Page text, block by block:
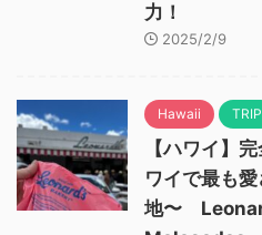
力！
2025/2/9
Hawaii TRIP
【ハワイ】
ワイで最も
地〜